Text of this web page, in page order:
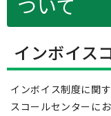
インボイス
インボイス制度に関
スコールセンターに